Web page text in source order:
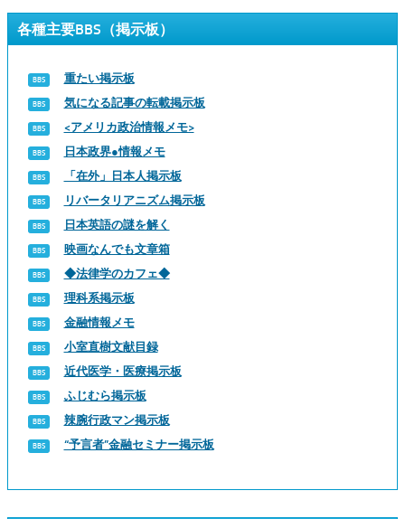
各種主要BBS（掲示板）
重たい掲示板
気になる記事の転載掲示板
<アメリカ政治情報メモ>
日本政界●情報メモ
「在外」日本人掲示板
リバータリアニズム掲示板
日本英語の謎を解く
映画なんでも文章箱
◆法律学のカフェ◆
理科系掲示板
金融情報メモ
小室直樹文献目録
近代医学・医療掲示板
ふじむら掲示板
辣腕行政マン掲示板
“予言者”金融セミナー掲示板